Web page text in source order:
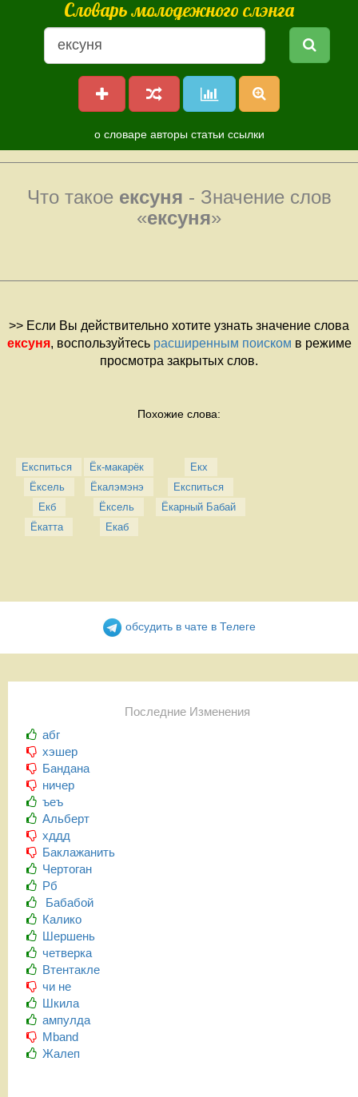
Словарь молодежного слэнга
о словаре авторы статьи ссылки
Что такое ексуня - Значение слов
«ексуня»
>> Если Вы действительно хотите узнать значение слова
ексуня, воспользуйтесь расширенным поиском в режиме
просмотра закрытых слов.
Похожие слова:
Експиться
Ёксель
Екб
Ёкатта
Ёк-макарёк
Ёкалэмэнэ
Ёксель
Екаб
Екх
Експиться
Ёкарный Бабай
обсудить в чате в Телеге
Последние Изменения
абг
хэшер
Бандана
ничер
ъеъ
Альберт
хддд
Баклажанить
Чертоган
Рб
Бабабой
Калико
Шершень
четверка
Втентакле
чи не
Шкила
ампулда
Mband
Жалеп